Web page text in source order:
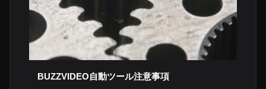
BUZZVIDEO自動ツール注意事項